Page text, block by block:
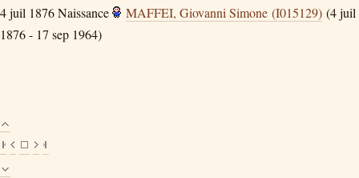
4 juil 1876Naissance MAFFEI, Giovanni Simone (I015129) (4 juil
1876 - 17 sep 1964)